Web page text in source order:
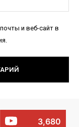
и веб-сайт в
3,680